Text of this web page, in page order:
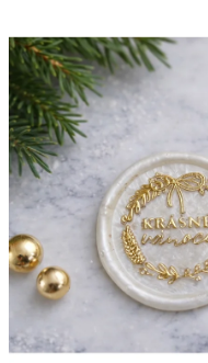
produktu
je
0,0
z
hvězdiček.